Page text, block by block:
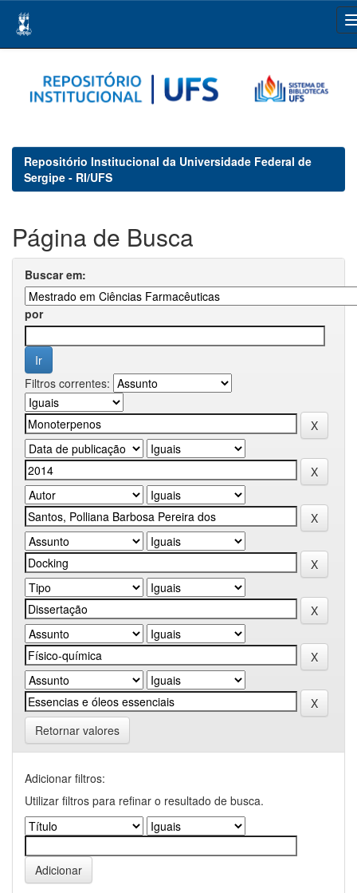
navigation
Repositório Institucional da Universidade Federal de
Sergipe - RI/UFS
Página de Busca
Buscar em:
por
Filtros correntes:
Retornar valores
Adicionar filtros:
Utilizar filtros para refinar o resultado de busca.